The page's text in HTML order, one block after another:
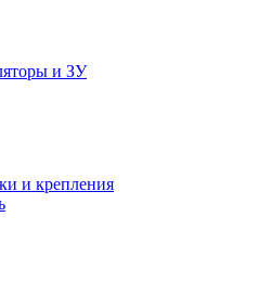
и ЗУ
и крепления